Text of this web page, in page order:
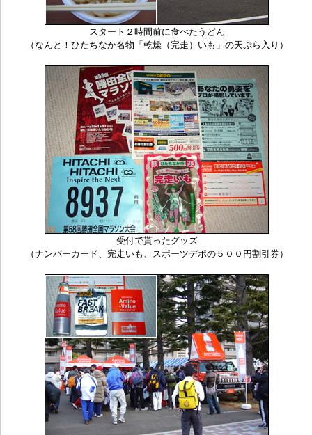
スタート２時間前に食べたうどん
（なんと！ひたちなか名物「乾燥（完走）いも」の天ぷら入り）
受付で貰ったグッズ
（ナンバーカード、完走いも、スポーツデポの５００円割引券）